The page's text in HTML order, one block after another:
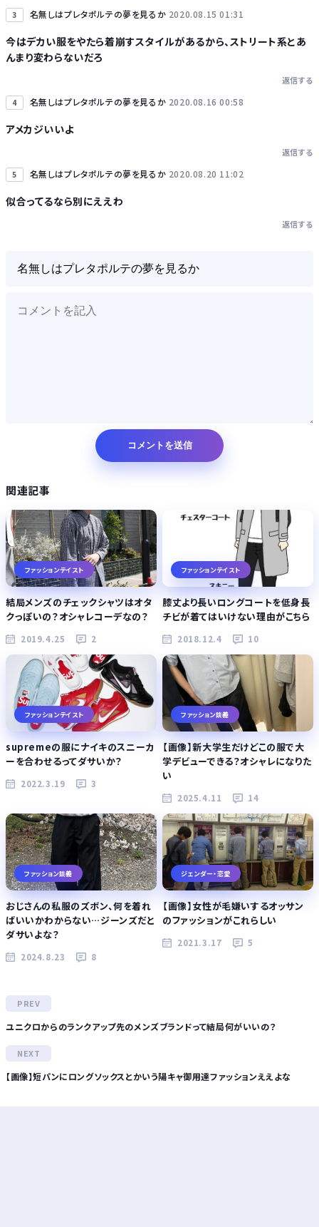
3 名無しはプレタポルテの夢を見るか 2020.08.15 01:31
今はデカい服をやたら着崩すスタイルがあるから、ストリート系とあ
んまり変わらないだろ
返信する
4 名無しはプレタポルテの夢を見るか 2020.08.16 00:58
アメカジいいよ
返信する
5 名無しはプレタポルテの夢を見るか 2020.08.20 11:02
似合ってるなら別にええわ
返信する
関連記事
ファッションテイスト
結局メンズのチェックシャツはオタ
クっぽいの？オシャレコーデなの？
2019.4.25 2
ファッションテイスト
膝丈より長いロングコートを低身長
チビが着てはいけない理由がこちら
2018.12.4 10
ファッションテイスト
supremeの服にナイキのスニーカ
ーを合わせるってダサいか？
2022.3.19 3
ファッション談義
【画像】新大学生だけどこの服で大
学デビューできる？オシャレになりた
い
2025.4.11 14
ファッション談義
おじさんの私服のズボン、何を着れ
ばいいかわからない…ジーンズだと
ダサいよな？
2024.8.23 8
ジェンダー・恋愛
【画像】女性が毛嫌いするオッサン
のファッションがこれらしい
2021.3.17 5
ユニクロからのランクアップ先のメンズブランドって結局何がいいの？
【画像】短パンにロングソックスとかいう陽キャ御用達ファッションええよな